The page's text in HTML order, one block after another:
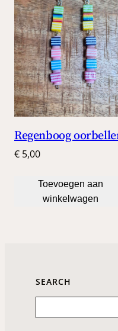
Regenboog
€ 5,00
Toevoegen aan
winkelwagen
SEARCH